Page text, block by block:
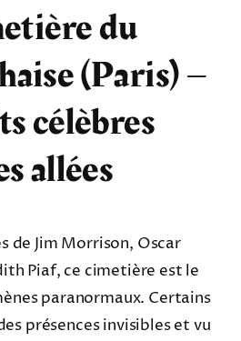
du
(Paris) –
célèbres
allées
de Jim Morrison, Oscar
Piaf, ce cimetière est le
paranormaux. Certains
présences invisibles et vu